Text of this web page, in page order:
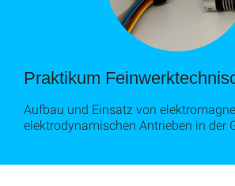
Praktikum
Aufbau und Einsatz von
elektrodynamischen Antrieben in der